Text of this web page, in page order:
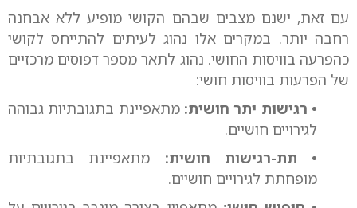
עם זאת, ישנם מצבים שבהם הקושי מופיע ללא אבחנה
רחבה יותר. במקרים אלו נהוג לעיתים להתייחס לקושי
כהפרעה בוויסות החושי. נהוג לתאר מספר דפוסים מרכזיים
של הפרעות בוויסות חושי:
• רגישות יתר חושית: מתאפיינת בתגובתיות גבוהה
לגירויים חושיים.
• תת-רגישות חושית: מתאפיינת בתגובתיות
מופחתת לגירויים חושיים.